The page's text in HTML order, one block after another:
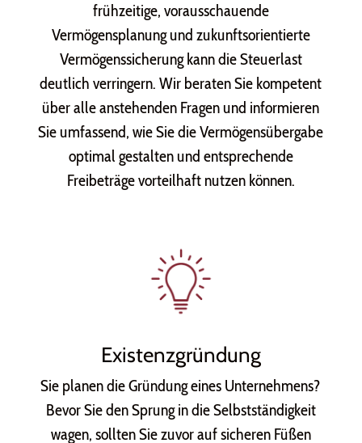
frühzeitige, vorausschauende
Vermögensplanung und zukunftsorientierte
Vermögenssicherung kann die Steuerlast
deutlich verringern. Wir beraten Sie kompetent
über alle anstehenden Fragen und informieren
Sie umfassend, wie Sie die Vermögensübergabe
optimal gestalten und entsprechende
Freibeträge vorteilhaft nutzen können.
Existenzgründung
Sie planen die Gründung eines Unternehmens?
Bevor Sie den Sprung in die Selbstständigkeit
wagen, sollten Sie zuvor auf sicheren Füßen